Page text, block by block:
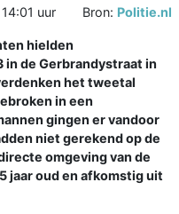
uur Bron: Politie.nl
hielden
de Gerbrandystraat in
het tweetal
in een
gingen er vandoor
niet gerekend op de
omgeving van de
jaar oud en afkomstig uit